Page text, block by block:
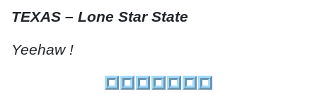
TEXAS – Lone Star State
Yeehaw !